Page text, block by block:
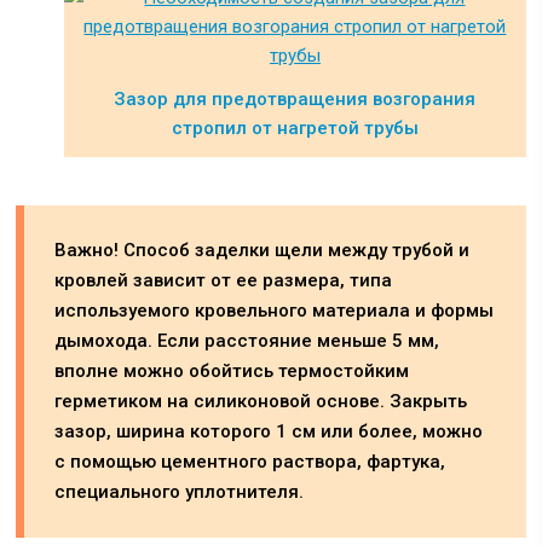
Зазор для предотвращения возгорания
стропил от нагретой трубы
Важно! Способ заделки щели между трубой и
кровлей зависит от ее размера, типа
используемого кровельного материала и формы
дымохода. Если расстояние меньше 5 мм,
вполне можно обойтись термостойким
герметиком на силиконовой основе. Закрыть
зазор, ширина которого 1 см или более, можно
с помощью цементного раствора, фартука,
специального уплотнителя.